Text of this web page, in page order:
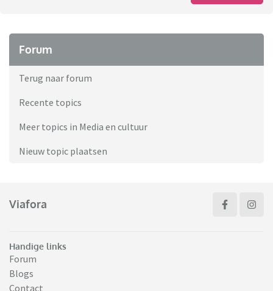
Forum
Terug naar forum
Recente topics
Meer topics in Media en cultuur
Nieuw topic plaatsen
Viafora
Handige links
Forum
Blogs
Contact